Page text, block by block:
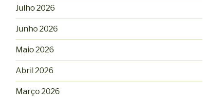
Julho 2026
Junho 2026
Maio 2026
Abril 2026
Março 2026